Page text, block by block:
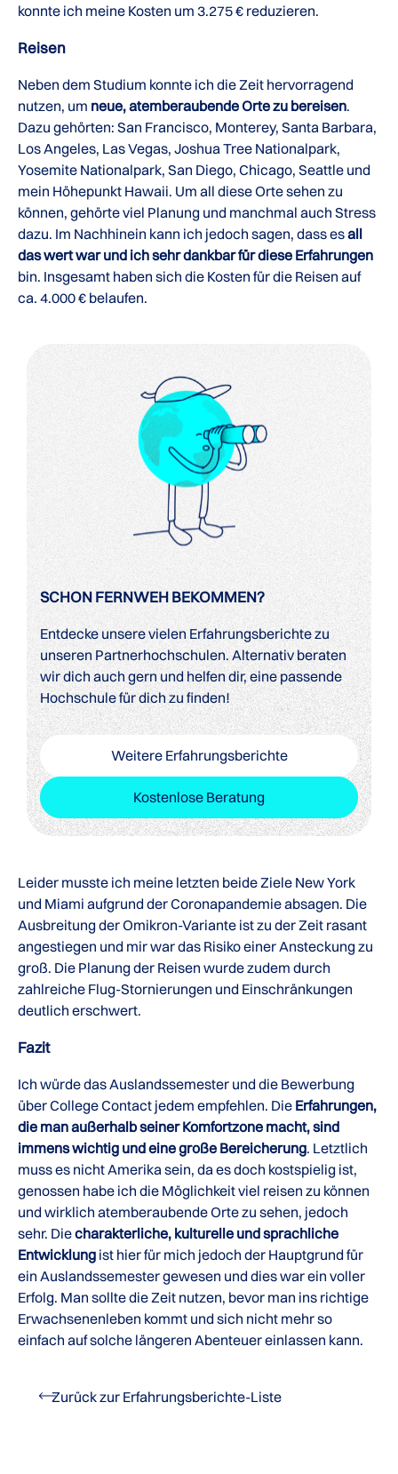
konnte ich meine Kosten um 3.275 € reduzieren.
Reisen
Neben dem Studium konnte ich die Zeit hervorragend
nutzen, um neue, atemberaubende Orte zu bereisen.
Dazu gehörten: San Francisco, Monterey, Santa Barbara,
Los Angeles, Las Vegas, Joshua Tree Nationalpark,
Yosemite Nationalpark, San Diego, Chicago, Seattle und
mein Höhepunkt Hawaii. Um all diese Orte sehen zu
können, gehörte viel Planung und manchmal auch Stress
dazu. Im Nachhinein kann ich jedoch sagen, dass esall
das wert war und ich sehr dankbar für diese Erfahrungen
bin. Insgesamt haben sich die Kosten für die Reisen auf
ca. 4.000 € belaufen.
SCHON FERNWEH BEKOMMEN?
Entdecke unsere vielen Erfahrungsberichte zu
unseren Partnerhochschulen. Alternativ beraten
wir dich auch gern und helfen dir, eine passende
Hochschule für dich zu finden!
Weitere Erfahrungsberichte
Kostenlose Beratung
Leider musste ich meine letzten beide Ziele New York
und Miami aufgrund der Coronapandemie absagen. Die
Ausbreitung der Omikron-Variante ist zu der Zeit rasant
angestiegen und mir war das Risiko einer Ansteckung zu
groß. Die Planung der Reisen wurde zudem durch
zahlreiche Flug-Stornierungen und Einschränkungen
deutlich erschwert.
Fazit
Ich würde das Auslandssemester und die Bewerbung
über College Contact jedem empfehlen. Die Erfahrungen,
die man außerhalb seiner Komfortzone macht, sind
immens wichtig und eine große Bereicherung. Letztlich
muss es nicht Amerika sein, da es doch kostspielig ist,
genossen habe ich die Möglichkeit viel reisen zu können
und wirklich atemberaubende Orte zu sehen, jedoch
sehr. Diecharakterliche, kulturelle und sprachliche
Entwicklung ist hier für mich jedoch der Hauptgrund für
ein Auslandssemester gewesen und dies war ein voller
Erfolg. Man sollte die Zeit nutzen, bevor man ins richtige
Erwachsenenleben kommt und sich nicht mehr so
einfach auf solche längeren Abenteuer einlassen kann.
Zurück zur Erfahrungsberichte-Liste